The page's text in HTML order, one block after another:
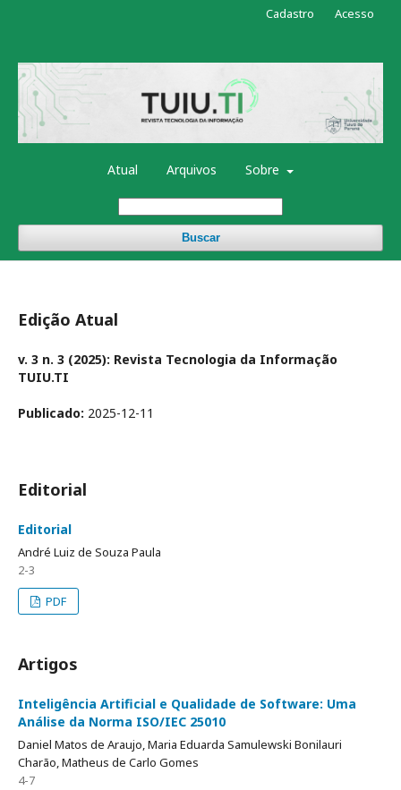
Atual Arquivos Sobre
Buscar
Cadastro Acesso
Edição Atual
v. 3 n. 3 (2025): Revista Tecnologia da Informação
TUIU.TI
Publicado: 2025-12-11
Editorial
Editorial
André Luiz de Souza Paula
2-3
PDF
Artigos
Inteligência Artificial e Qualidade de Software: Uma
Análise da Norma ISO/IEC 25010
Daniel Matos de Araujo, Maria Eduarda Samulewski Bonilauri
Charão, Matheus de Carlo Gomes
4-7